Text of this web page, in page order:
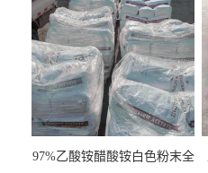
97%乙酸铵醋酸铵白色粉末全